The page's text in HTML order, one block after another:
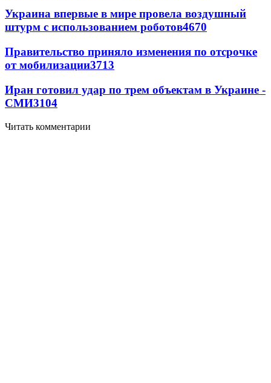
Украина впервые в мире провела воздушный
штурм с использованием роботов4670
Правительство приняло изменения по отсрочке
от мобилизации3713
Иран готовил удар по трем объектам в Украине -
СМИ3104
Читать комментарии